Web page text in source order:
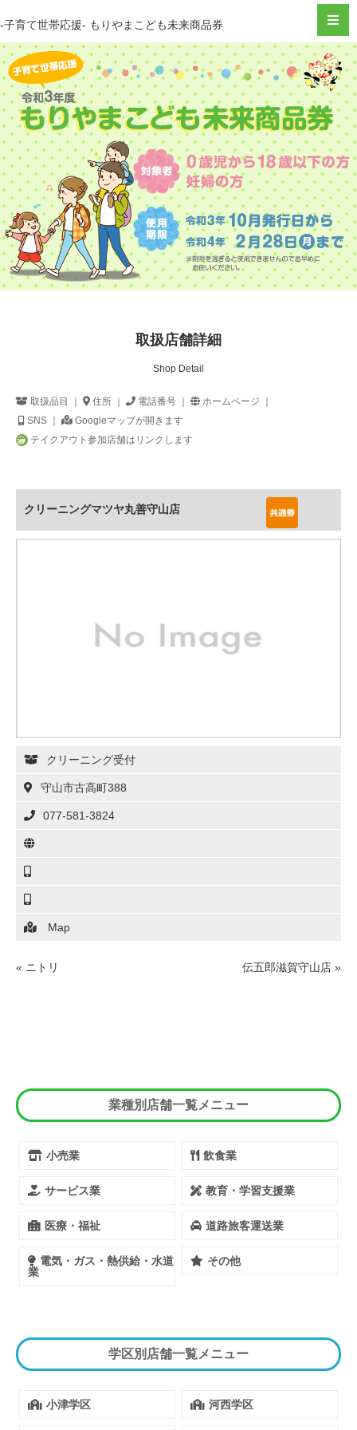
-子育て世帯応援- もりやまこども未来商品券
取扱店舗詳細
Shop Detail
取扱品目 ｜ 住所 ｜ 電話番号 ｜
ホームページ ｜
SNS ｜
Googleマップが開きます
テイクアウト参加店舗はリンクします
クリーニングマツヤ丸善守山店
クリーニング受付
守山市古高町388
077-581-3824
Map
« ニトリ 伝五郎滋賀守山店 »
業種別店舗一覧メニュー
小売業 飲食業
サービス業 教育・学習支援業
医療・福祉 道路旅客運送業
電気・ガス・熱供給・水道
業
その他
学区別店舗一覧メニュー
小津学区 河西学区